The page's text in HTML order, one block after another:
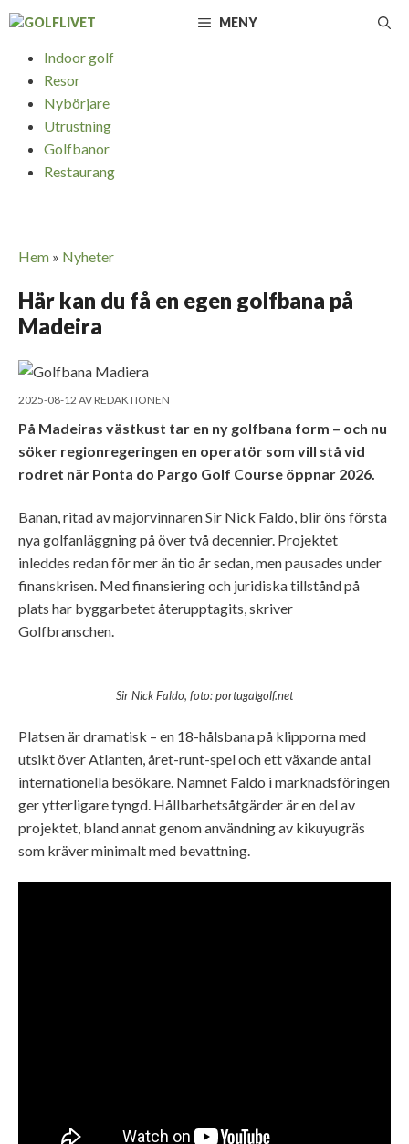
Hoppa
till
innehåll
MENY
Indoor golf
Resor
Nybörjare
Utrustning
Golfbanor
Restaurang
Hem » Nyheter
Här kan du få en egen golfbana på
Madeira
2025-08-12 AVREDAKTIONEN
På Madeiras västkust tar en ny golfbana form – och nu
söker regionregeringen en operatör som vill stå vid
rodret när Ponta do Pargo Golf Course öppnar 2026.
Banan, ritad av majorvinnaren Sir Nick Faldo, blir öns första
nya golfanläggning på över två decennier. Projektet
inleddes redan för mer än tio år sedan, men pausades under
finanskrisen. Med finansiering och juridiska tillstånd på
plats har byggarbetet återupptagits, skriver
Golfbranschen.
Sir Nick Faldo, foto: portugalgolf.net
Platsen är dramatisk – en 18-hålsbana på klipporna med
utsikt över Atlanten, året-runt-spel och ett växande antal
internationella besökare. Namnet Faldo i marknadsföringen
ger ytterligare tyngd. Hållbarhetsåtgärder är en del av
projektet, bland annat genom användning av kikuyugräs
som kräver minimalt med bevattning.